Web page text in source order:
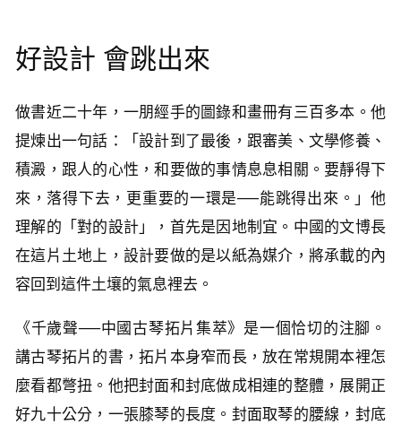
好設計 會跳出來
做書近二十年，一朋經手的圖錄和畫冊有三百多本。他
提煉出一句話：「設計到了最後，跟審美、文學修養、
積澱，跟人的心性，和要做的事情息息相關。要靜得下
來，落得下去，更重要的一環是──能跳得出來。」他
理解的「對的設計」，首先是因地制宜。中國的文博長
在這片土地上，設計要做的是以紙為媒介，將承載的內
容回到這件土壤的氣息裡去。
《千歲聲──中國古琴拓片集萃》是一個恰切的注腳。
講古琴拓片的書，拓片本身窄而長，放在常規開本裡怎
麼看都彆扭。他把封面和封底做成相連的整體，展開正
好九十公分，一張膝琴的長度。封面取琴的腰線，封底